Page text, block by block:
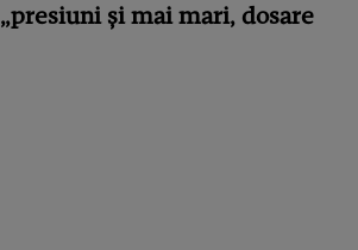
și mai mari, dosare